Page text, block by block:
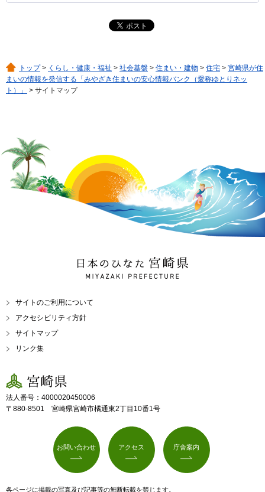
トップ> くらし・健康・福祉 > 社会基盤 > 住まい・建物 > 住宅 > 宮崎県が住
まいの情報を発信する「みやざき住まいの安心情報バンク（愛称ゆとりネッ
ト）」
> サイトマップ
日本のひなた 宮崎県
MIYAZAKI PREFECTURE
サイトのご利用について
アクセシビリティ方針
サイトマップ
リンク集
宮崎県
法人番号：4000020450006
〒880-8501 宮崎県宮崎市橘通東2丁目10番1号
お問い合わせ アクセス 庁舎案内
各ページに掲載の写真及び記事等の無断転載を禁じます。